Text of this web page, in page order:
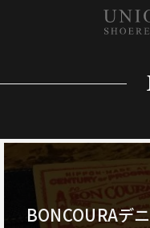
BONCOURAデ